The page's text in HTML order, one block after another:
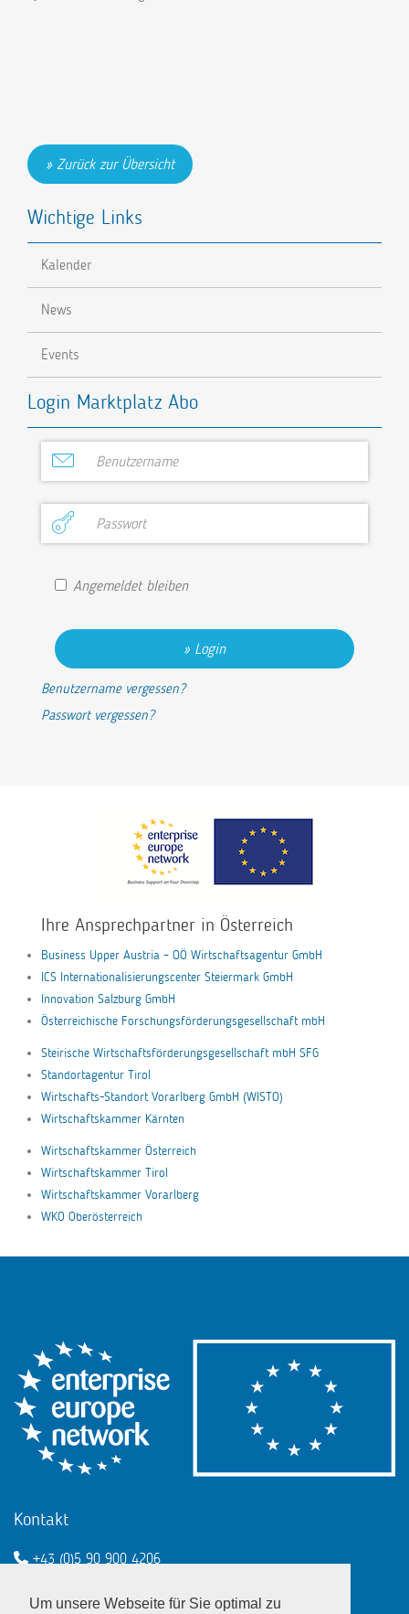
Um unsere Webseite für Sie optimal zu
Zurück zur Übersicht
Wichtige Links
Kalender
News
Events
Login Marktplatz Abo
Angemeldet bleiben
Login
Benutzername vergessen?
Passwort vergessen?
Ihre Ansprechpartner in Österreich
Business Upper Austria – OÖ Wirtschaftsagentur GmbH
ICS Internationalisierungscenter Steiermark GmbH
Innovation Salzburg GmbH
Österreichische Forschungsförderungsgesellschaft mbH
Steirische Wirtschaftsförderungsgesellschaft mbH SFG
Standortagentur Tirol
Wirtschafts-Standort Vorarlberg GmbH (WISTO)
Wirtschaftskammer Kärnten
Wirtschaftskammer Österreich
Wirtschaftskammer Tirol
Wirtschaftskammer Vorarlberg
WKO Oberösterreich
Kontakt
+43 (0)5 90 900 4206